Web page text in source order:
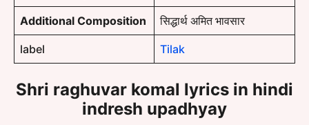
Additional Composition सिद्धार्थ अमित भावसार
label Tilak
Shri raghuvar komal lyrics in hindi
indresh upadhyay